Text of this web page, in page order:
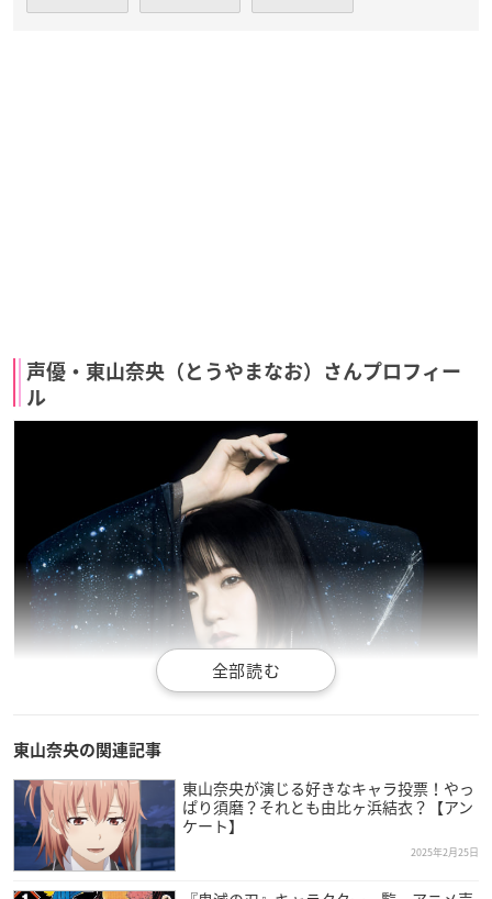
声優・東山奈央（とうやまなお）さんプロフィー
ル
引用：東山奈央さん
東山奈央さんは東京都出身で現在インテンションに所属してお
り、今年で33歳を迎えます。
中学生の頃、声優を目指す友人と台本の掛け合いをするうちに
東山奈央の関連記事
東山奈央が演じる好きなキャラ投票！やっ
ぱり須磨？それとも由比ヶ浜結衣？【アン
ケート】
2025年2月25日